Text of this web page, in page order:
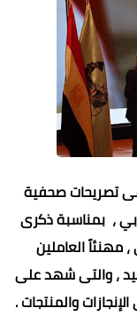
تصريحات صحفية
الـ67 للإنتاج الحربي ، بمناسبة ذكرى
مهنئاً العاملين
، والتى شهد على
والمنتجات .